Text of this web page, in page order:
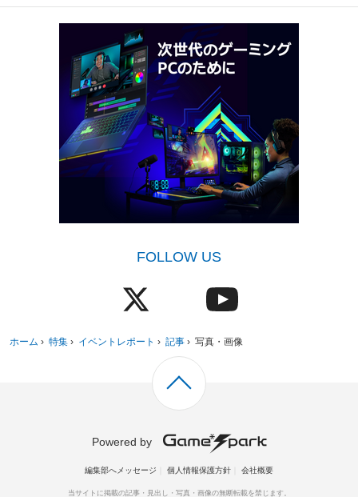
FOLLOW US
ホーム › 特集 › イベントレポート › 記事 › 写真・画像
Powered by
編集部へメッセージ 個人情報保護方針 会社概要
当サイトに掲載の記事・見出し・写真・画像の無断転載を禁じます。